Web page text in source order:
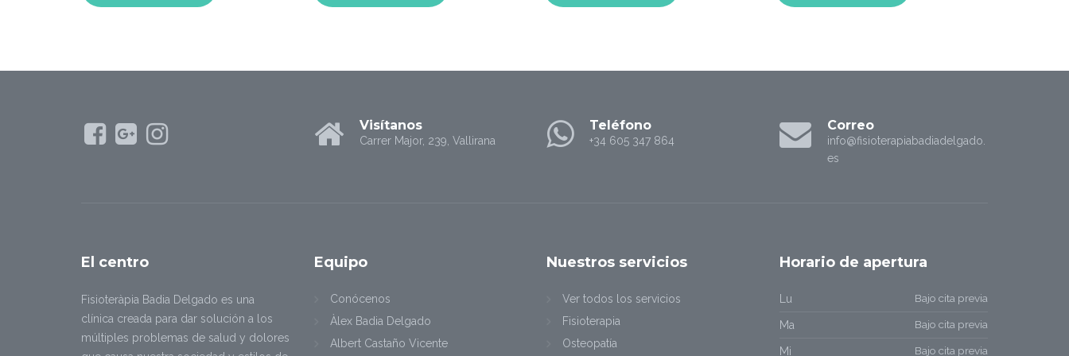
Visítanos
Carrer Major, 239, Vallirana
Teléfono
+34 605 347 864
Correo
info@fisioterapiabadiadelgado.
es
El centro
Fisioteràpia Badia Delgado es una
clínica creada para dar solución a los
múltiples problemas de salud y dolores
Equipo
Conócenos
Àlex Badia Delgado
Albert Castaño Vicente
Nuestros servicios
Ver todos los servicios
Fisioterapia
Osteopatía
Horario de apertura
Lu Bajo cita previa
Ma Bajo cita previa
Mi Bajo cita previa